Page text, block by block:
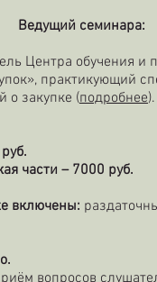
Ведущий семинара:
Центра обучения и
практикующий
о закупке (подробнее).
части – 7000 руб.
включены:
вопросов